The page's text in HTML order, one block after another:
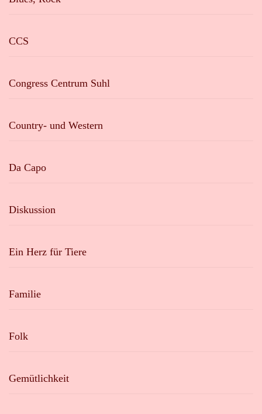
CCS
Congress Centrum Suhl
Country- und Western
Da Capo
Diskussion
Ein Herz für Tiere
Familie
Folk
Gemütlichkeit